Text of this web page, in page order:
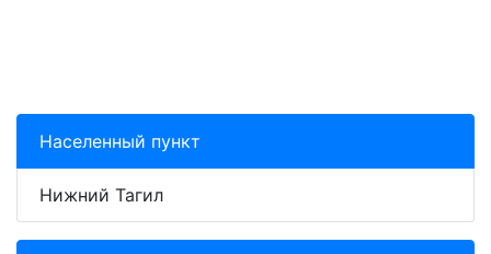
Населенный пункт
Нижний Тагил